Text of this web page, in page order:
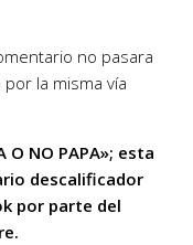
no pasara
la misma vía
O NO PAPA»; esta
descalificador
por parte del